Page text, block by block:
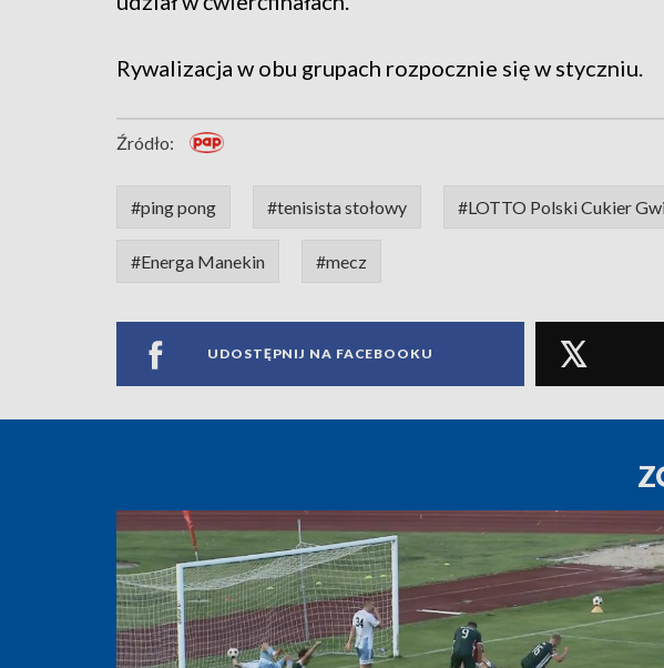
Rywalizacja w obu grupach rozpocznie się w styczniu.
Źródło:
#ping pong #tenisista stołowy #LOTTO Polski Cukier
#Energa Manekin #mecz
UDOSTĘPNIJ NA FACEBOOKU